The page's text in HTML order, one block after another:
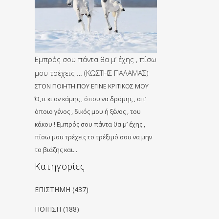
Εμπρός σου πάντα θα μ’ έχης , πίσω
μου τρέχεις … (ΚΩΣΤΗΣ ΠΑΛΑΜΑΣ)
ΣΤΟΝ ΠΟΙΗΤΗ ΠΟΥ ΕΓΙΝΕ ΚΡΙΤΙΚΟΣ ΜΟΥ
Ό,τι κι αν κάμης , όπου να δράμης , απ’
όποιο γένος , δικός μου ή ξένος , του
κάκου ! Εμπρός σου πάντα θα μ’ έχης ,
πίσω μου τρέχεις το τρέξιμό σου να μην
το βιάζης και…
Kατηγορίες
ΕΠΙΣΤΗΜΗ (437)
ΠΟΙΗΣΗ (188)
ΤΟΝ ΣΩΚΡΑΤΗ ΣΤΗ